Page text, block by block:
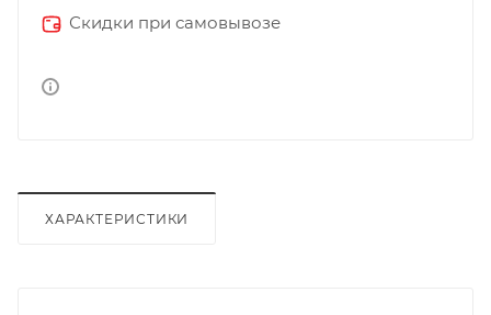
Скидки при самовывозе
ХАРАКТЕРИСТИКИ